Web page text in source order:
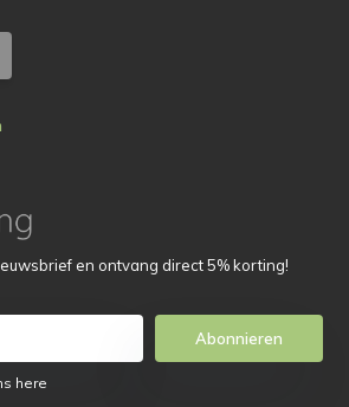
en ontvang direct 5% korting!
Abonnieren
here